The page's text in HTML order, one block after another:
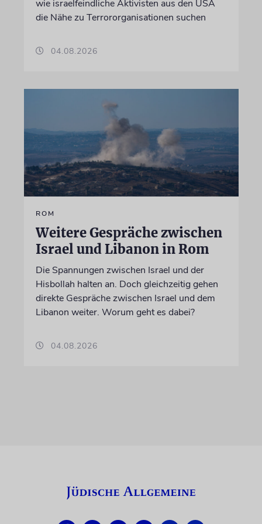
wie israelfeindliche Aktivisten aus den USA
die Nähe zu Terrororganisationen suchen
04.08.2026
ROM
Weitere Gespräche zwischen
Israel und Libanon in Rom
Die Spannungen zwischen Israel und der
Hisbollah halten an. Doch gleichzeitig gehen
direkte Gespräche zwischen Israel und dem
Libanon weiter. Worum geht es dabei?
04.08.2026